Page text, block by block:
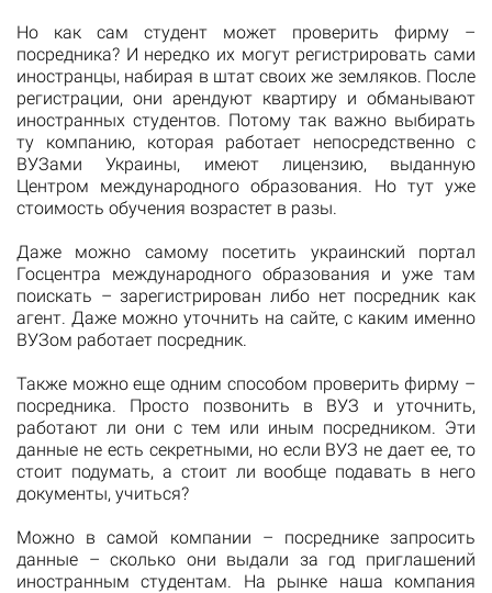
Но как сам студент может проверить фирму –
посредника? И нередко их могут регистрировать сами
иностранцы, набирая в штат своих же земляков. После
регистрации, они арендуют квартиру и обманывают
иностранных студентов. Потому так важно выбирать
ту компанию, которая работает непосредственно с
ВУЗами Украины, имеют лицензию, выданную
Центром международного образования. Но тут уже
стоимость обучения возрастет в разы.
Даже можно самому посетить украинский портал
Госцентра международного образования и уже там
поискать – зарегистрирован либо нет посредник как
агент. Даже можно уточнить на сайте, с каким именно
ВУЗом работает посредник.
Также можно еще одним способом проверить фирму –
посредника. Просто позвонить в ВУЗ и уточнить,
работают ли они с тем или иным посредником. Эти
данные не есть секретными, но если ВУЗ не дает ее, то
стоит подумать, а стоит ли вообще подавать в него
документы, учиться?
Можно в самой компании – посреднике запросить
данные – сколько они выдали за год приглашений
иностранным студентам. На рынке наша компания